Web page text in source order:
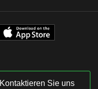
Kontaktieren Sie uns